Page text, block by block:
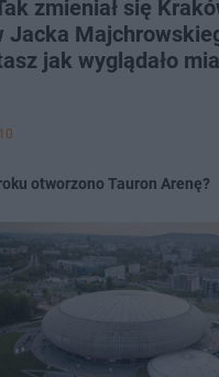
zmieniał się
Jacka
jak wyglądało
otworzono Tauron Arenę?